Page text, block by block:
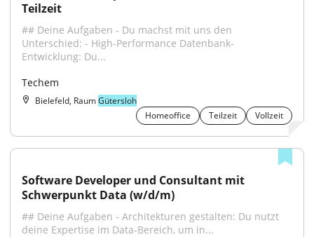
Teilzeit
## Deine Aufgaben - Du machst mit uns den
Unterschied: - High-Performance Datenbank-
Entwicklung: Du...
Techem
Bielefeld, RaumGütersloh
Homeoffice
Teilzeit Vollzeit
Software Developer und Consultant mit
Schwerpunkt Data (w/d/m)
## Deine Aufgaben - Architekturen gestalten: Du nutzt
deine Expertise im Data-Bereich, um in...